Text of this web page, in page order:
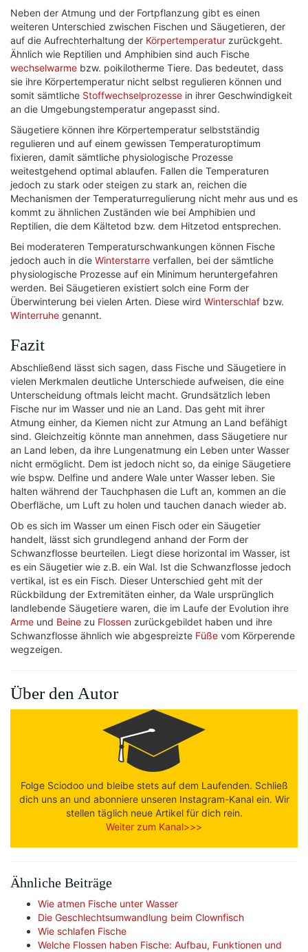
Neben der Atmung und der Fortpflanzung gibt es einen
weiteren Unterschied zwischen Fischen und Säugetieren, der
auf die Aufrechterhaltung der Körpertemperatur zurückgeht.
Ähnlich wie Reptilien und Amphibien sind auch Fische
wechselwarme bzw. poikilotherme Tiere. Das bedeutet, dass
sie ihre Körpertemperatur nicht selbst regulieren können und
somit sämtliche Stoffwechselprozesse in ihrer Geschwindigkeit
an die Umgebungstemperatur angepasst sind.
Säugetiere können ihre Körpertemperatur selbstständig
regulieren und auf einem gewissen Temperaturoptimum
fixieren, damit sämtliche physiologische Prozesse
weitestgehend optimal ablaufen. Fallen die Temperaturen
jedoch zu stark oder steigen zu stark an, reichen die
Mechanismen der Temperaturregulierung nicht mehr aus und es
kommt zu ähnlichen Zuständen wie bei Amphibien und
Reptilien, die dem Kältetod bzw. dem Hitzetod entsprechen.
Bei moderateren Temperaturschwankungen können Fische
jedoch auch in die Winterstarre verfallen, bei der sämtliche
physiologische Prozesse auf ein Minimum heruntergefahren
werden. Bei Säugetieren existiert solch eine Form der
Überwinterung bei vielen Arten. Diese wird Winterschlaf bzw.
Winterruhe genannt.
Fazit
Abschließend lässt sich sagen, dass Fische und Säugetiere in
vielen Merkmalen deutliche Unterschiede aufweisen, die eine
Unterscheidung oftmals leicht macht. Grundsätzlich leben
Fische nur im Wasser und nie an Land. Das geht mit ihrer
Atmung einher, da Kiemen nicht zur Atmung an Land befähigt
sind. Gleichzeitig könnte man annehmen, dass Säugetiere nur
an Land leben, da ihre Lungenatmung ein Leben unter Wasser
nicht ermöglicht. Dem ist jedoch nicht so, da einige Säugetiere
wie bspw. Delfine und andere Wale unter Wasser leben. Sie
halten während der Tauchphasen die Luft an, kommen an die
Oberfläche, um Luft zu holen und tauchen danach wieder ab.
Ob es sich im Wasser um einen Fisch oder ein Säugetier
handelt, lässt sich grundlegend anhand der Form der
Schwanzflosse beurteilen. Liegt diese horizontal im Wasser, ist
es ein Säugetier wie z.B. ein Wal. Ist die Schwanzflosse jedoch
vertikal, ist es ein Fisch. Dieser Unterschied geht mit der
Rückbildung der Extremitäten einher, da Wale ursprünglich
landlebende Säugetiere waren, die im Laufe der Evolution ihre
Arme und Beine zu Flossen zurückgebildet haben und ihre
Schwanzflosse ähnlich wie abgespreizte Füße vom Körperende
wegzeigen.
Über den Autor
Folge Sciodoo und bleibe stets auf dem Laufenden. Schließ
dich uns an und abonniere unseren Instagram-Kanal ein. Wir
stellen täglich neue Artikel für dich rein.
Weiter zum Kanal>>>
Ähnliche Beiträge
Wie atmen Fische unter Wasser
Die Geschlechtsumwandlung beim Clownfisch
Wie schlafen Fische
Welche Flossen haben Fische: Aufbau, Funktionen und